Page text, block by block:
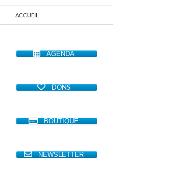
ACCUEIL
AGENDA
DONS
BOUTIQUE
NEWSLETTER